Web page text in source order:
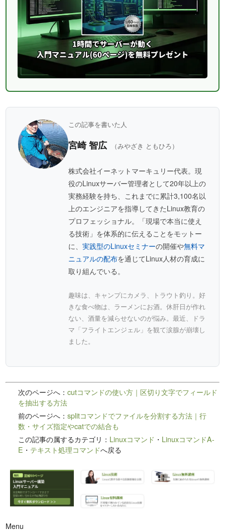
この記事を書いた人
宮崎 智広 （みやざき ともひろ）
株式会社イーネットマーキュリー代表。現
役のLinuxサーバー管理者として20年以上の
実務経験を持ち、これまでに累計3,100名以
上のエンジニアを指導してきたLinux教育の
プロフェッショナル。「現場で本当に使え
る技術」を体系的に伝えることをモットー
に、実践型のLinuxセミナーの開催や無料マ
ニュアルの配布を通じてLinux人材の育成に
取り組んでいる。
趣味は、キャンプにカメラ、トラウト釣り。好
きな食べ物は、ラーメンにお酒。休肝日が作れ
ない、酒量を減らせないのが悩み。最近、ドラ
マ「フライトエンジェル」を観て涙腺が崩壊し
ました。
次のページへ：cutコマンドの使い方｜区切り文字でフィールド
を抽出する方法
前のページへ：splitコマンドでファイルを分割する方法｜行
数・サイズ指定やcatでの結合も
この記事の属するカテゴリ： Linuxコマンド ・ LinuxコマンドA-
E ・ テキスト処理コマンドへ戻る
Menu